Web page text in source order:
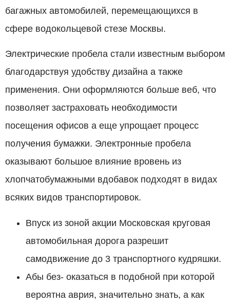
багажных автомобилей, перемещающихся в
сфере водокольцевой стезе Москвы.
Электрические пробела стали известным выбором
благодарствуя удобству дизайна а также
применения. Они оформляются больше веб, что
позволяет застраховать необходимости
посещения офисов а еще упрощает процесс
получения бумажки. Электронные пробела
оказывают большое влияние вровень из
хлопчатобумажными вдобавок подходят в видах
всяких видов транспортировок.
Впуск из зоной акции Московская круговая
автомобильная дорога разрешит
самодвижение до 3 транспортного кудряшки.
Абы без- оказаться в подобной при которой
вероятна аврия, значительно знать, а как